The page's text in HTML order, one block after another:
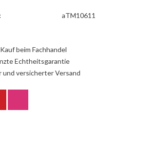
aTM10611
beim Fachhandel
Echtheitsgarantie
und versicherter Versand